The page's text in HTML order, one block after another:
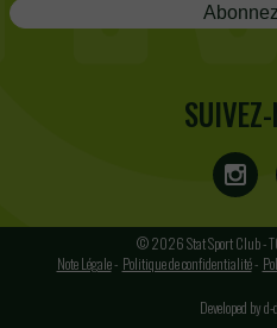
© 2026 Stat Sport Club -
Note Légale- Politique de confidentialité-
Developed by